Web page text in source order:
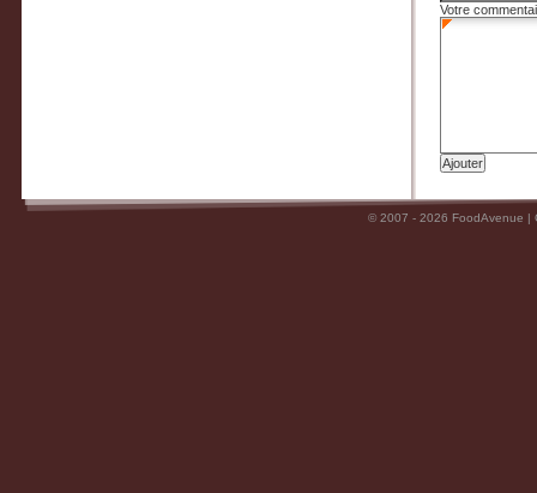
Votre
© 2007 - 2026 FoodAvenue |